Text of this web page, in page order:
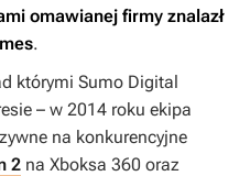
omawianej firmy znalazł
.
którymi Sumo Digital
– w 2014 roku ekipa
na konkurencyjne
2 na Xboksa 360 oraz